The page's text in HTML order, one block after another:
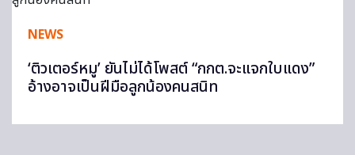
NEWS
‘ติวเตอร์หมู’ ยันไม่ได้โพสต์ “กกต.จะแจกใบแดง”
อ้างอาจเป็นฝีมือลูกน้องคนสนิท